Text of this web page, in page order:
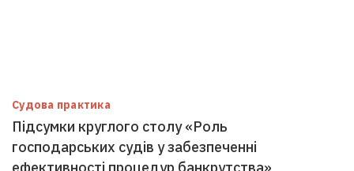
Судова практика
Підсумки круглого столу «Роль
господарських судів у забезпеченні